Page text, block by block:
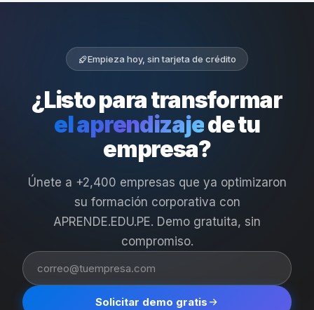
Empieza hoy, sin tarjeta de crédito
¿Listo para transformar
el aprendizajede tu
empresa?
Únete a +2,400 empresas que ya optimizaron
su formación corporativa con
APRENDE.EDU.PE. Demo gratuita, sin
compromiso.
Tu
correo
corporativo
Solicitar demo gratis